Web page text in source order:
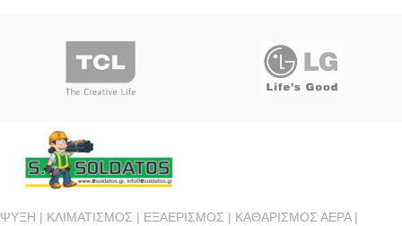
ΨΥΞΗ | ΚΛΙΜΑΤΙΣΜΟΣ | ΕΞΑΕΡΙΣΜΟΣ | ΚΑΘΑΡΙΣΜΟΣ ΑΕΡΑ |